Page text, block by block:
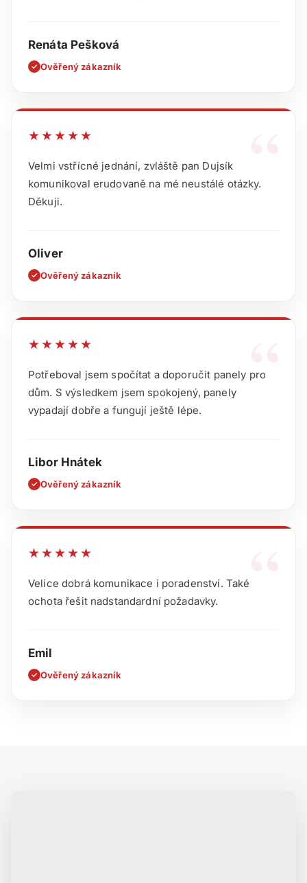
Renáta Pešková
✓ Ověřený zákazník
★★★★★
Velmi vstřícné jednání, zvláště pan Dujsík
komunikoval erudovaně na mé neustálé otázky.
Děkuji.
Oliver
✓ Ověřený zákazník
“
★★★★★
Potřeboval jsem spočítat a doporučit panely pro
dům. S výsledkem jsem spokojený, panely
vypadají dobře a fungují ještě lépe.
Libor Hnátek
✓ Ověřený zákazník
★★★★★
Velice dobrá komunikace i poradenství. Také
ochota řešit nadstandardní požadavky.
Emil
✓ Ověřený zákazník